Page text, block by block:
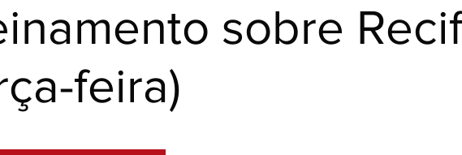
sobre
feira)